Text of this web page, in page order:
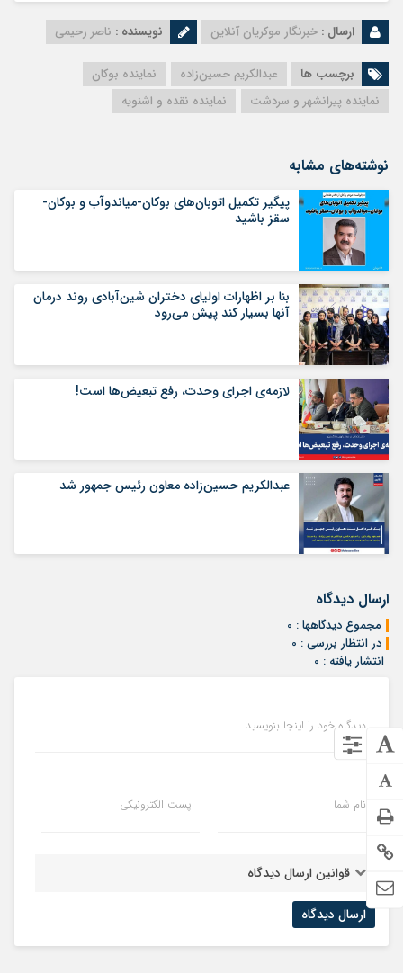
ارسال : خبرنگار موکریان آنلاین نویسنده : ناصر رحیمی
برچسب ها عبدالكریم حسين‌زاده
نماینده بوکان
نماینده پیرانشهر و سردشت
نماینده نقده و اشنویه
نوشته‌های مشابه
پیگیر تکمیل اتوبان‌های بوکان-میاندوآب و بوکان-
سقز باشید
بنا بر اظهارات اولیای دختران شین‌آبادی روند درمان
آنها بسیار کند پیش می‌رود
لازمه‌ی اجرای وحدت، رفع تبعیض‌ها است!
عبدالکریم حسین‌زاده معاون رئیس جمهور شد
ارسال دیدگاه
مجموع دیدگاهها : 0
در انتظار بررسی : 0
انتشار یافته : 0
دیدگاه خود را اینجا بنویسید
نام شما پست الکترونیکی
قوانین ارسال دیدگاه